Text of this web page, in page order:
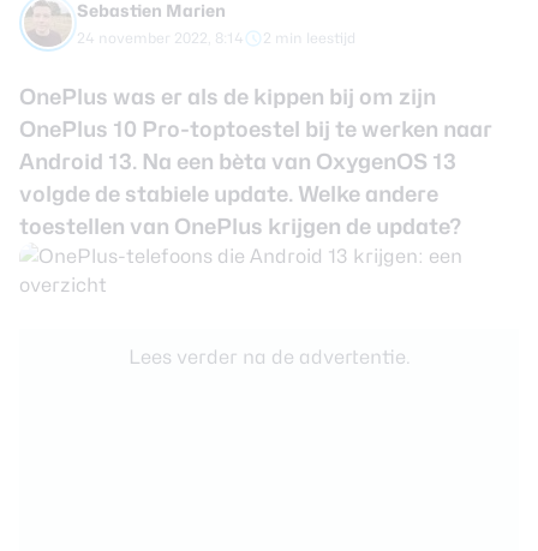
Sebastien Marien
24 november 2022, 8:14 2 min leestijd
OnePlus was er als de kippen bij om zijn
OnePlus 10 Pro-toptoestel bij te werken naar
Android 13. Na een bèta van OxygenOS 13
volgde de stabiele update. Welke andere
toestellen van OnePlus krijgen de update?
Lees verder na de advertentie.